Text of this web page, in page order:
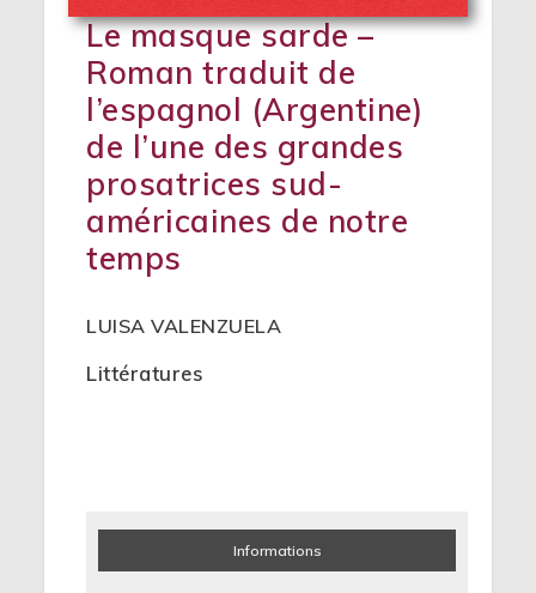
Le masque sarde –
Roman traduit de
l’espagnol (Argentine)
de l’une des grandes
prosatrices sud-
américaines de notre
temps
LUISA VALENZUELA
Littératures
Informations